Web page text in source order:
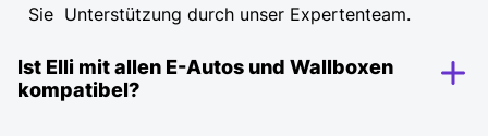
Sie Unterstützung durch unser Expertenteam.
Ist Elli mit allen E-Autos und Wallboxen
kompatibel?